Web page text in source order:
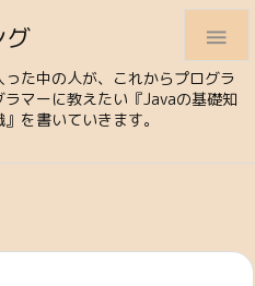
た中の人が、これからプログラ
マーに教えたい『Javaの基礎知
を書いていきます。
